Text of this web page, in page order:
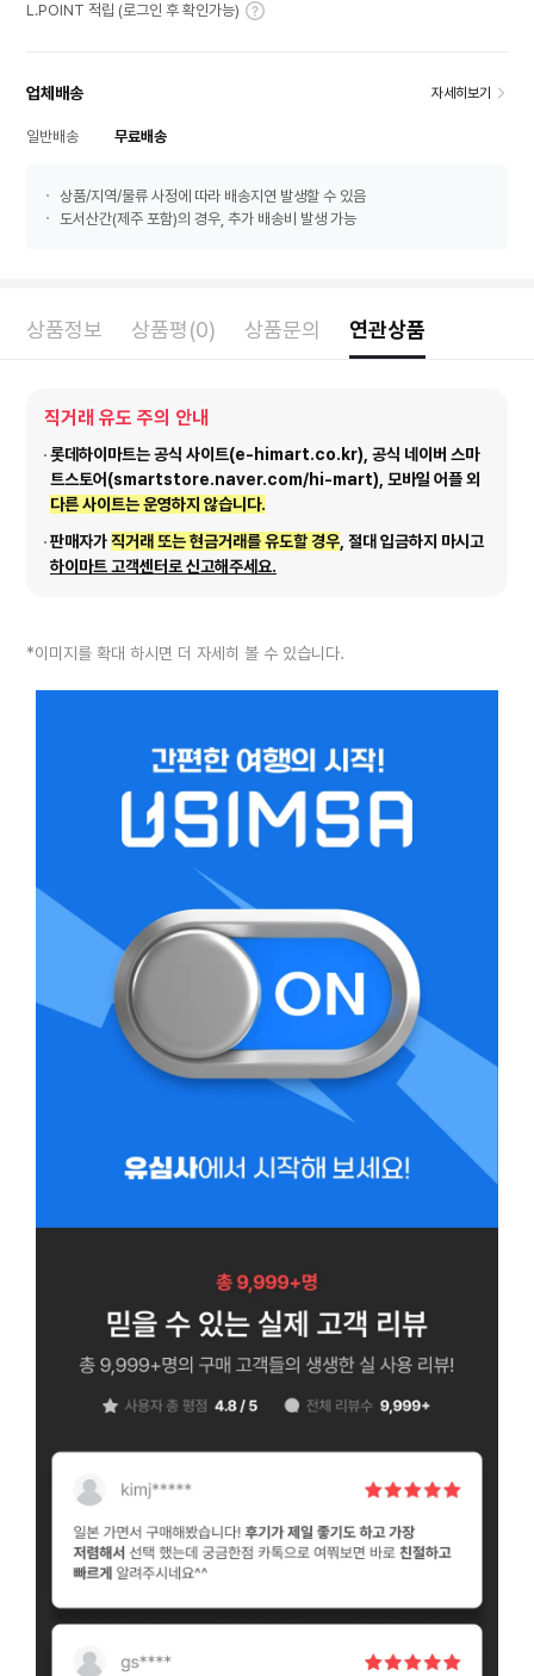
L.POINT 적립 (로그인 후 확인가능)
업체배송 자세히보기
일반배송 무료배송
상품/지역/물류 사정에 따라 배송지연 발생할 수 있음
도서산간(제주 포함)의 경우, 추가 배송비 발생 가능
상품정보 상품평(0) 상품문의 연관상품
직거래 유도 주의 안내
롯데하이마트는 공식 사이트(e-himart.co.kr), 공식 네이버 스마
트스토어(smartstore.naver.com/hi-mart), 모바일 어플 외
다른 사이트는 운영하지 않습니다.
판매자가직거래 또는 현금거래를 유도할 경우 , 절대 입금하지 마시고
하이마트 고객센터로 신고해주세요.
*이미지를 확대 하시면 더 자세히 볼 수 있습니다.